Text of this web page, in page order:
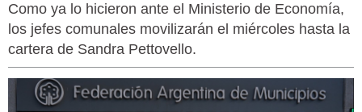
Como ya lo hicieron ante el Ministerio de Economía,
los jefes comunales movilizarán el miércoles hasta la
cartera de Sandra Pettovello.